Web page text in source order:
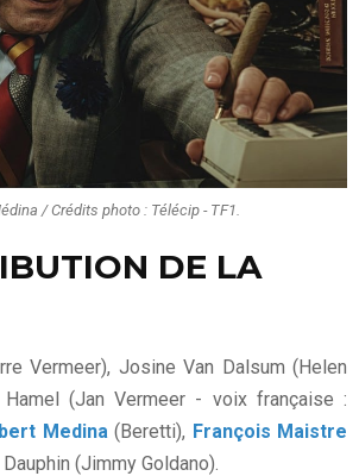
/ Crédits photo : Télécip - TF1.
DE LA
Vermeer), Josine Van Dalsum (Helen
Hamel (Jan Vermeer - voix française :
Medina (Beretti), François Maistre
(Jimmy Goldano).